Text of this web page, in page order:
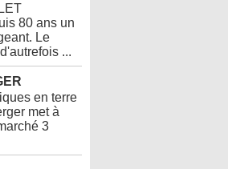
80 ans un
Le
...
en terre
met à
3